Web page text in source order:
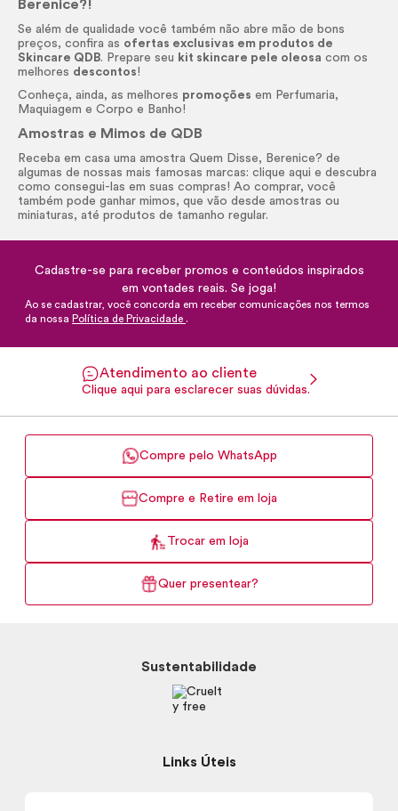
Berenice?!
Se além de qualidade você também não abre mão de bons
preços, confira as ofertas exclusivas em produtos de
Skincare QDB. Prepare seu kit skincare pele oleosa com os
melhores descontos!
Conheça, ainda, as melhores promoções em Perfumaria,
Maquiagem e Corpo e Banho!
Amostras e Mimos de QDB
Receba em casa uma amostra Quem Disse, Berenice? de
algumas de nossas mais famosas marcas: clique aqui e descubra
como consegui-las em suas compras! Ao comprar, você
também pode ganhar mimos, que vão desde amostras ou
miniaturas, até produtos de tamanho regular.
Cadastre-se para receber promos e conteúdos inspirados
em vontades reais. Se joga!
Ao se cadastrar, você concorda em receber comunicações nos termos
da nossa Política de Privacidade .
Atendimento ao cliente
Clique aqui para esclarecer suas dúvidas.
Compre pelo WhatsApp
Compre e Retire em loja
Trocar em loja
Quer presentear?
Sustentabilidade
Links Úteis